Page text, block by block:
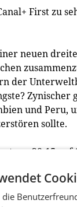
First zu
neuen
der
und Peru,
sollte.
um 20:15 auf
für